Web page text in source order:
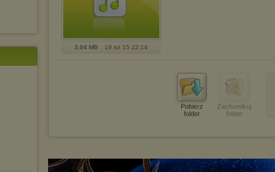
3,64 MB 19 lut 15 22:14
Pobierz
folder
Zachomikuj
folder